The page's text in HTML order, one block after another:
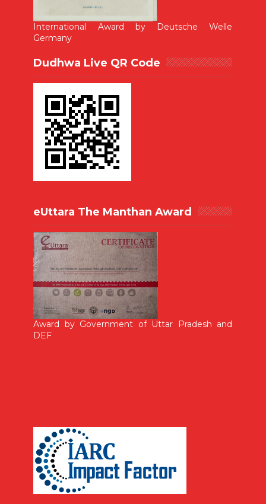
International Award by Deutsche Welle
Germany
Dudhwa Live QR Code
eUttara The Manthan Award
Award by Government of Uttar Pradesh and
DEF